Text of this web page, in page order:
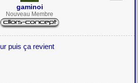
gaminoi
Nouveau Membre
puis ça revient